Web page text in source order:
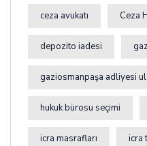
ceza avukatı Ceza
depozito iadesi
gaziosmanpaşa adliyesi
hukuk bürosu seçimi
icra masrafları icra